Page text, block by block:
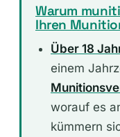
Warum
Ihren
Über 18
einem
worauf es
kümmern